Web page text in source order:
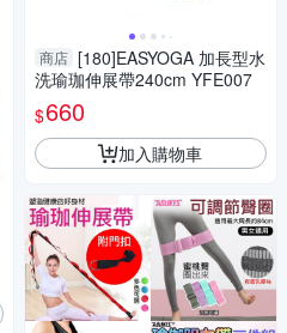
商店 [180]EASYOGA 加長型水
洗瑜珈伸展帶240cm YFE007
$660
加入購物車